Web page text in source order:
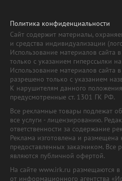
Политика конфиденциальности
Сайт содержит материалы,
и средства индивидуализации
Использование материалов сайта
только с указанием гиперссылки
Использование материалов сайта
разрешено только с указанием
К нарушителям данного
предусмотренные ст. 1301 ГК РФ.
Все рекламные товары подлежат
все услуги - лицензированию.
ответственности за содержание
Реклама изготовлена и размещена
предоставленных заказчиком.
являются публичной офертой.
На сайте www.irk.ru размещаются
от информационного агентства